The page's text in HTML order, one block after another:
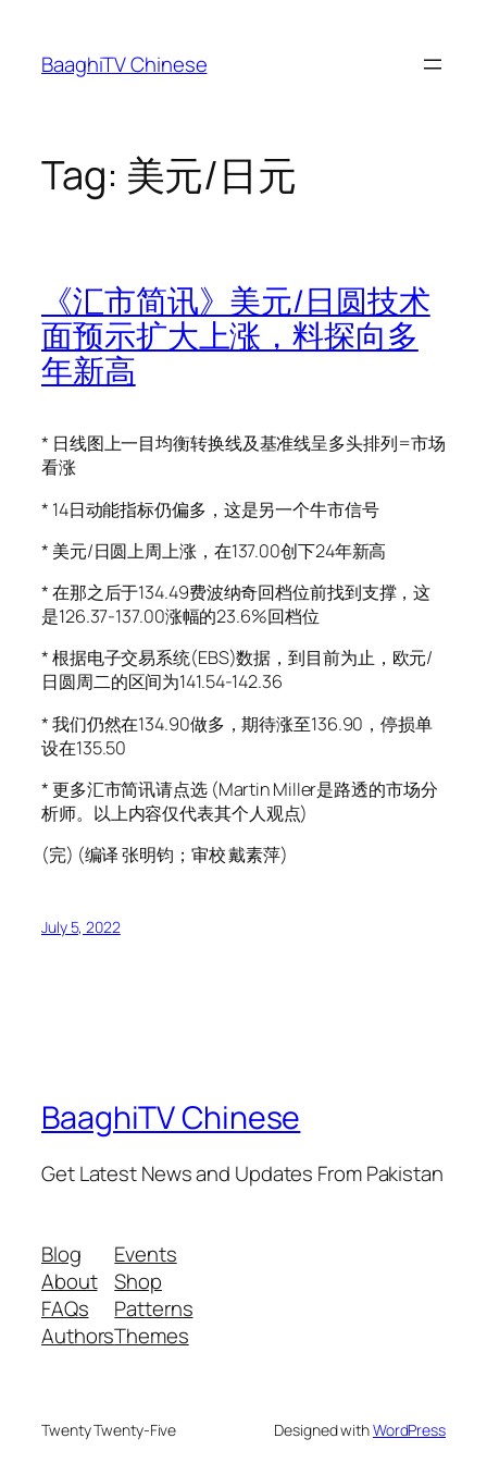
content
BaaghiTV Chinese
Tag: 美元/日元
《汇市简讯》美元/日圆技术
面预示扩大上涨，料探向多
年新高
* 日线图上一目均衡转换线及基准线呈多头排列=市场
看涨
* 14日动能指标仍偏多，这是另一个牛市信号
* 美元/日圆上周上涨，在137.00创下24年新高
* 在那之后于134.49费波纳奇回档位前找到支撑，这
是126.37-137.00涨幅的23.6%回档位
* 根据电子交易系统(EBS)数据，到目前为止，欧元/
日圆周二的区间为141.54-142.36
* 我们仍然在134.90做多，期待涨至136.90，停损单
设在135.50
* 更多汇市简讯请点选 (Martin Miller是路透的市场分
析师。以上内容仅代表其个人观点)
(完) (编译 张明钧；审校 戴素萍)
July 5, 2022
BaaghiTV Chinese
Get Latest News and Updates From Pakistan
Blog
About
FAQs
Authors
Events
Shop
Patterns
Themes
Twenty Twenty-Five Designed withWordPress